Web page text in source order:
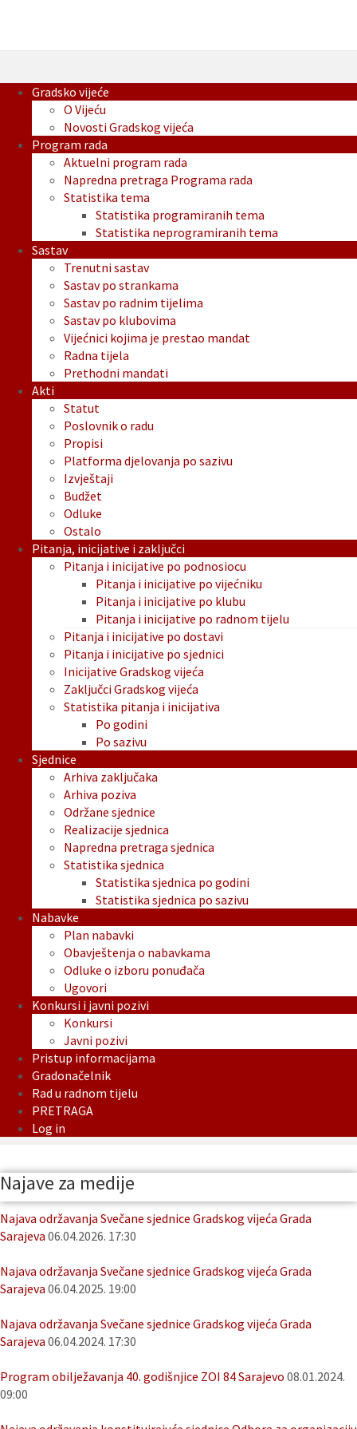
Gradsko vijeće
O Vijeću
Novosti Gradskog vijeća
Program rada
Aktuelni program rada
Napredna pretraga Programa rada
Statistika tema
Statistika programiranih tema
Statistika neprogramiranih tema
Sastav
Trenutni sastav
Sastav po strankama
Sastav po radnim tijelima
Sastav po klubovima
Vijećnici kojima je prestao mandat
Radna tijela
Prethodni mandati
Akti
Statut
Poslovnik o radu
Propisi
Platforma djelovanja po sazivu
Izvještaji
Budžet
Odluke
Ostalo
Pitanja, inicijative i zaključci
Pitanja i inicijative po podnosiocu
Pitanja i inicijative po vijećniku
Pitanja i inicijative po klubu
Pitanja i inicijative po radnom tijelu
Pitanja i inicijative po dostavi
Pitanja i inicijative po sjednici
Inicijative Gradskog vijeća
Zaključci Gradskog vijeća
Statistika pitanja i inicijativa
Po godini
Po sazivu
Sjednice
Arhiva zaključaka
Arhiva poziva
Održane sjednice
Realizacije sjednica
Napredna pretraga sjednica
Statistika sjednica
Statistika sjednica po godini
Statistika sjednica po sazivu
Nabavke
Plan nabavki
Obavještenja o nabavkama
Odluke o izboru ponuđača
Ugovori
Konkursi i javni pozivi
Konkursi
Javni pozivi
Pristup informacijama
Gradonačelnik
Rad u radnom tijelu
PRETRAGA
Log in
Najave za medije
Najava održavanja Svečane sjednice Gradskog vijeća Grada
Sarajeva 06.04.2026. 17:30
Najava održavanja Svečane sjednice Gradskog vijeća Grada
Sarajeva 06.04.2025. 19:00
Najava održavanja Svečane sjednice Gradskog vijeća Grada
Sarajeva 06.04.2024. 17:30
Program obilježavanja 40. godišnjice ZOI 84 Sarajevo 08.01.2024.
09:00